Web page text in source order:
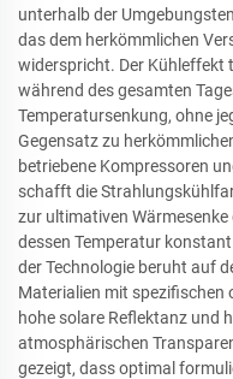
unterhalb der
das dem herkömmlichen
widerspricht. Der
während des gesamten
Temperatursenkung, ohne
Gegensatz zu
betriebene Kompressoren
schafft die
zur ultimativen
dessen Temperatur
der Technologie beruht auf
Materialien mit spezifischen
hohe solare Reflektanz und
atmosphärischen
gezeigt, dass optimal